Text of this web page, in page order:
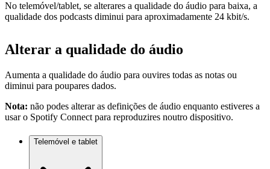
No telemóvel/tablet, se alterares a qualidade do áudio para baixa, a
qualidade dos podcasts diminui para aproximadamente 24 kbit/s.
Alterar a qualidade do áudio
Aumenta a qualidade do áudio para ouvires todas as notas ou
diminui para poupares dados.
Nota: não podes alterar as definições de áudio enquanto estiveres a
usar o Spotify Connect para reproduzires noutro dispositivo.
Telemóvel e tablet